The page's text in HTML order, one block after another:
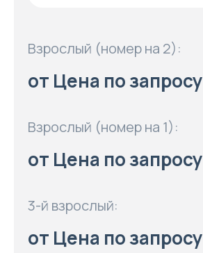
Взрослый (номер на 2):
от Цена по запросу
Взрослый (номер на 1):
от Цена по запросу
3-й взрослый:
от Цена по запросу